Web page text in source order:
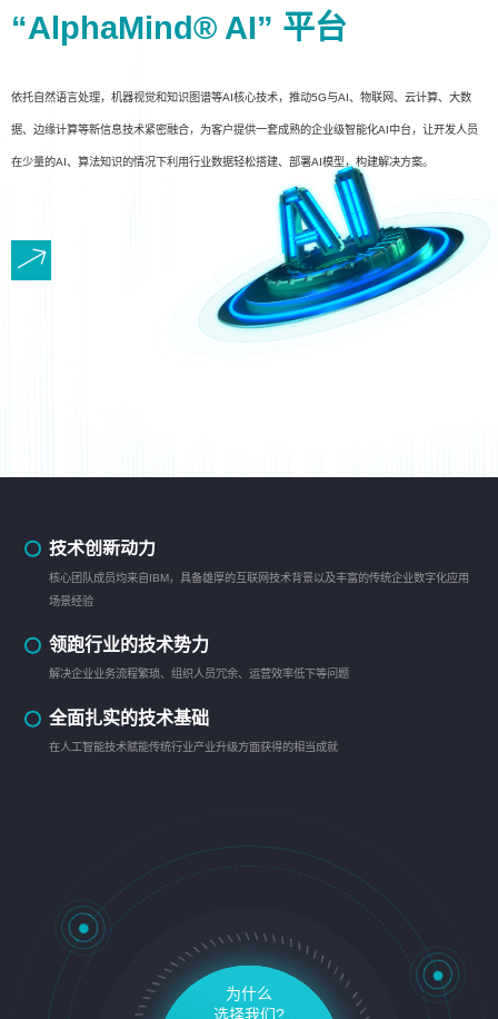
“AlphaMind® AI” 平台
依托自然语言处理，机器视觉和知识图谱等AI核心技术，推动5G与AI、物联网、云计算、大数
据、边缘计算等新信息技术紧密融合，为客户提供一套成熟的企业级智能化AI中台，让开发人员
在少量的AI、算法知识的情况下利用行业数据轻松搭建、部署AI模型，构建解决方案。
技术创新动力
核心团队成员均来自IBM，具备雄厚的互联网技术背景以及丰富的传统企业数字化应用
场景经验
领跑行业的技术势力
解决企业业务流程繁琐、组织人员冗余、运营效率低下等问题
全面扎实的技术基础
在人工智能技术赋能传统行业产业升级方面获得的相当成就
为什么
选择我们?